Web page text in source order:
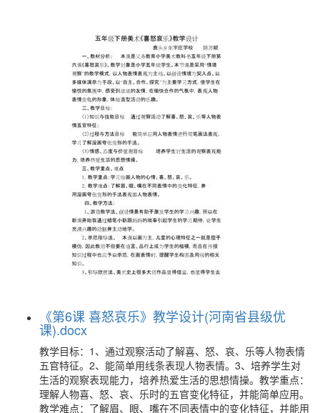
《第6课 喜怒哀乐》教学设计(河南省县级优
课).docx
教学目标：1、通过观察活动了解喜、怒、哀、乐等人物表情
五官特征。2、能简单用线条表现人物表情。3、培养学生对
生活的观察表现能力，培养热爱生活的思想情操。教学重点：
理解人物喜、怒、哀、乐时的五官变化特征，并能简单应用。
教学难点：了解眉、眼、嘴在不同表情中的变化特征，并能用